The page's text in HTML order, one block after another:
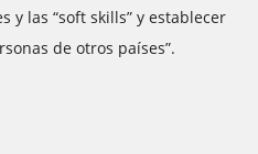
y las “soft skills” y establecer
de otros países”.